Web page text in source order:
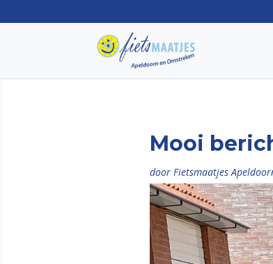
Mooi
door Fietsmaatjes